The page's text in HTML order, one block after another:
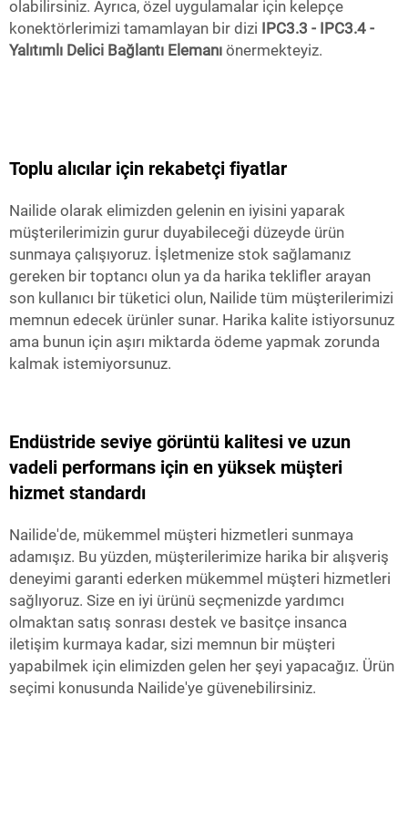
olabilirsiniz. Ayrıca, özel uygulamalar için kelepçe
konektörlerimizi tamamlayan bir dizi IPC3.3 - IPC3.4 -
Yalıtımlı Delici Bağlantı Elemanı önermekteyiz.
Toplu alıcılar için rekabetçi fiyatlar
Nailide olarak elimizden gelenin en iyisini yaparak
müşterilerimizin gurur duyabileceği düzeyde ürün
sunmaya çalışıyoruz. İşletmenize stok sağlamanız
gereken bir toptancı olun ya da harika teklifler arayan
son kullanıcı bir tüketici olun, Nailide tüm müşterilerimizi
memnun edecek ürünler sunar. Harika kalite istiyorsunuz
ama bunun için aşırı miktarda ödeme yapmak zorunda
kalmak istemiyorsunuz.
Endüstride seviye görüntü kalitesi ve uzun
vadeli performans için en yüksek müşteri
hizmet standardı
Nailide'de, mükemmel müşteri hizmetleri sunmaya
adamışız. Bu yüzden, müşterilerimize harika bir alışveriş
deneyimi garanti ederken mükemmel müşteri hizmetleri
sağlıyoruz. Size en iyi ürünü seçmenizde yardımcı
olmaktan satış sonrası destek ve basitçe insanca
iletişim kurmaya kadar, sizi memnun bir müşteri
yapabilmek için elimizden gelen her şeyi yapacağız. Ürün
seçimi konusunda Nailide'ye güvenebilirsiniz.